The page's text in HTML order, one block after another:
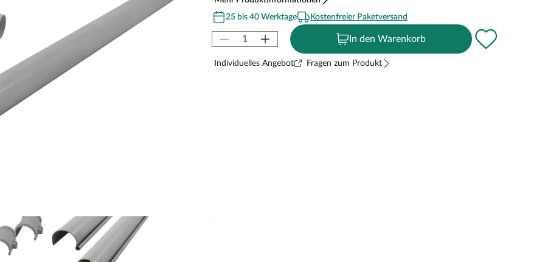
25 bis 40 Werktage
Kostenfreier Paketversand
In den Warenkorb
Individuelles Angebot Fragen zum Produkt